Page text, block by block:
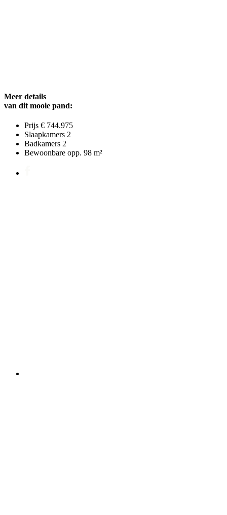
Meer details
van dit mooie pand:
Prijs € 744.975
Slaapkamers 2
Badkamers 2
Bewoonbare opp. 98 m²